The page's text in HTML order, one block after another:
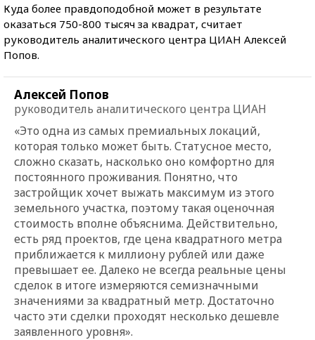
Куда более правдоподобной может в результате
оказаться 750-800 тысяч за квадрат, считает
руководитель аналитического центра ЦИАН Алексей
Попов.
Алексей Попов
руководитель аналитического центра ЦИАН
«Это одна из самых премиальных локаций,
которая только может быть. Статусное место,
сложно сказать, насколько оно комфортно для
постоянного проживания. Понятно, что
застройщик хочет выжать максимум из этого
земельного участка, поэтому такая оценочная
стоимость вполне объяснима. Действительно,
есть ряд проектов, где цена квадратного метра
приближается к миллиону рублей или даже
превышает ее. Далеко не всегда реальные цены
сделок в итоге измеряются семизначными
значениями за квадратный метр. Достаточно
часто эти сделки проходят несколько дешевле
заявленного уровня».